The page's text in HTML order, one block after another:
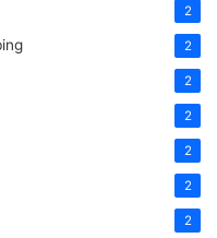
2
2
2
2
2
2
2